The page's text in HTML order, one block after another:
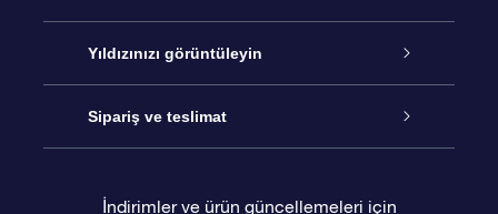
İletişim
Blogu
Çevrimiçi Yıldız Hediyesi
OSR Hediye Paketi
Yıldızınızı görüntüleyin
Star Register
Sipariş ve teslimat
İndirimler ve ürün güncellemeleri için